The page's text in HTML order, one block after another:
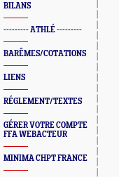
BILANS
--------- ATHLÉ ---------
BARÊMES/COTATIONS
LIENS
RÉGLEMENT/TEXTES
GÉRER VOTRE COMPTE
FFA WEBACTEUR
MINIMA CHPT FRANCE